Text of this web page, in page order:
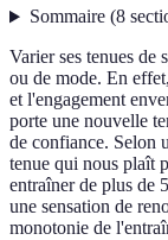
Sommaire(8
Varier ses tenues de
ou de mode. En
et l'engagement
porte une nouvelle
de confiance. Selon
tenue qui nous plaît
entraîner de plus de
une sensation de
monotonie de